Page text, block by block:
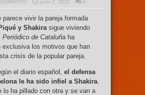
junio 2, 2022 0
parece vivir la pareja formada
y Shakira sigue viviendo
Periódico de Cataluña ha
exclusiva los motivos que han
crisis de la popular pareja.
el diario español, el defensa
le ha sido infiel a Shakira
lo ha pillado con otra y se van a